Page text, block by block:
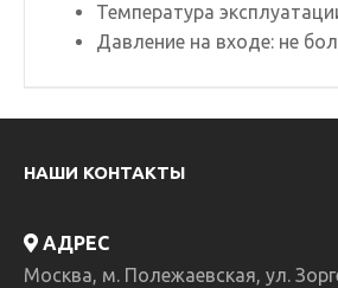
Температура
Давление на входе: не
НАШИ КОНТАКТЫ
АДРЕС
Москва, м. Полежаевская, ул.